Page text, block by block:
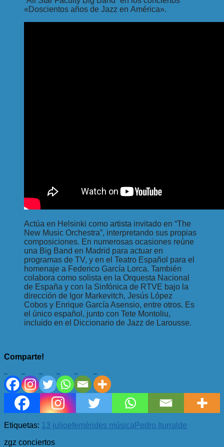
«Doscientos años de Jazz en América».
Actúa en Helsinki como artista invitado en “The
New Music Orchestra”, interpretando sus propias
composiciones. En numerosas ocasiones reúne
una Big Band en Madrid para actuar en
programas de TV, y en el Teatro Español para el
homenaje a Federico García Lorca. También
colabora como solista en la Orquesta Nacional
de España y con la Sinfónica de RTVE bajo la
dirección de Igor Markevitch, Jesús López
Cobos y Enrique García Asensio, entre otros. Es
el único español, junto con Tete Montoliu,
incluido en el Diccionario de Jazz de Larousse.
Comparte!
Etiquetas: 13 julioefemérides música Pedro Iturralde
zgz conciertos